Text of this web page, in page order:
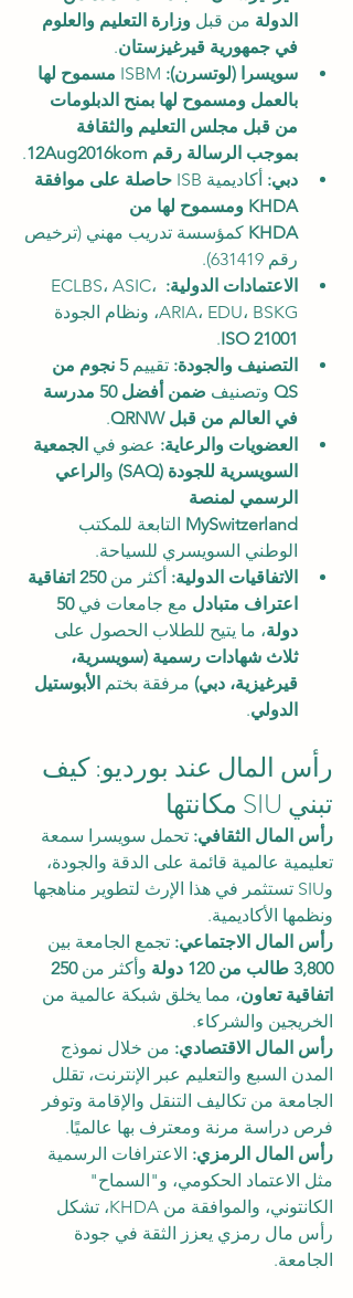
الدولة من قبل وزارة التعليم والعلوم
في جمهورية قيرغيزستان.
سويسرا (لوتسرن):
مسموح لها
بالعمل ومسموح لها بمنح الدبلومات
من قبل مجلس التعليم والثقافة
بموجب الرسالة رقم 12Aug2016kom
.
دبي: أكاديمية ISB
حاصلة على موافقة
KHDA ومسموح لها من
KHDA كمؤسسة تدريب مهني (ترخيص
رقم 631419).
الاعتمادات الدولية: ECLBS، ASIC،
ARIA، EDU، BSKG، ونظام الجودة
ISO 21001
.
التصنيف والجودة: تقييم
5 نجوم من
QS وتصنيف
ضمن أفضل 50 مدرسة
في العالم من قبل QRNW
.
العضويات والرعاية: عضو في الجمعية
السويسرية للجودة (SAQ)
والراعي
الرسمي لمنصة
MySwitzerland التابعة للمكتب
الوطني السويسري للسياحة.
الاتفاقيات الدولية: أكثر من
250 اتفاقية
اعتراف متبادل مع جامعات في
دولة، ما يتيح للطلاب الحصول على
ثلاث شهادات رسمية (سويسرية،
قيرغيزية، دبي) مرفقة بختم الأبوستيل
الدولي.
رأس المال عند بورديو: كيف
تبني SIU مكانتها
رأس المال الثقافي: تحمل سويسرا سمعة
تعليمية عالمية قائمة على الدقة والجودة،
وSIU تستثمر في هذا الإرث لتطوير مناهجها
ونظمها الأكاديمية.
رأس المال الاجتماعي: تجمع الجامعة بين
3,800 طالب من 120 دولة
وأكثر من
اتفاقية تعاون، مما يخلق شبكة عالمية من
الخريجين والشركاء.
رأس المال الاقتصادي: من خلال نموذج
المدن السبع والتعليم عبر الإنترنت، تقلل
الجامعة من تكاليف التنقل والإقامة وتوفر
فرص دراسة مرنة ومعترف بها عالميًا.
رأس المال الرمزي: الاعترافات الرسمية
مثل الاعتماد الحكومي، و"السماح"
الكانتوني، والموافقة من KHDA، تشكل
رأس مال رمزي يعزز الثقة في جودة
الجامعة.